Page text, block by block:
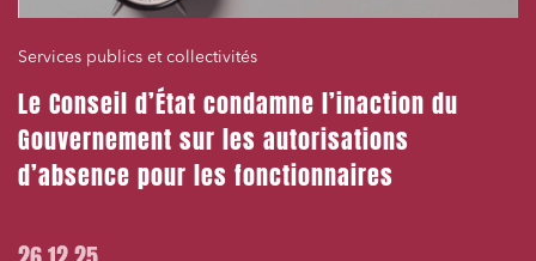
Services publics et collectivités
Le Conseil d’État condamne l’inaction du
Gouvernement sur les autorisations
d’absence pour les fonctionnaires